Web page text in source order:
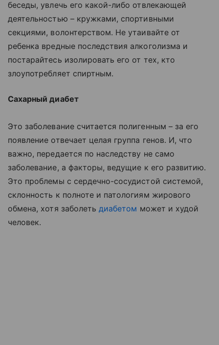
беседы, увлечь его какой-либо отвлекающей
деятельностью – кружками, спортивными
секциями, волонтерством. Не утаивайте от
ребенка вредные последствия алкоголизма и
постарайтесь изолировать его от тех, кто
злоупотребляет спиртным.
Сахарный диабет
Это заболевание считается полигенным – за его
появление отвечает целая группа генов. И, что
важно, передается по наследству не само
заболевание, а факторы, ведущие к его развитию.
Это проблемы с сердечно-сосудистой системой,
склонность к полноте и патологиям жирового
обмена, хотя заболетьдиабетом может и худой
человек.